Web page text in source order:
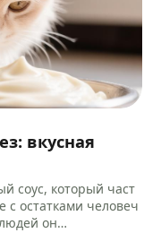
вкусная
соус, который част
с остатками человеч
он…